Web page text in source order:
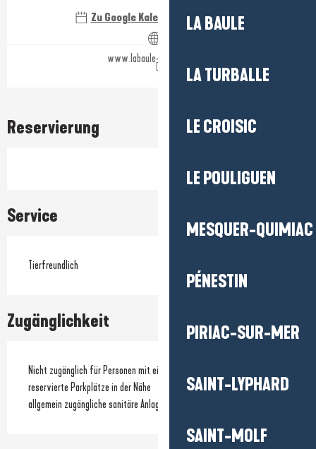
LA BAULE
LA TURBALLE
LE CROISIC
LE POULIGUEN
MESQUER-QUIMIAC
PÉNESTIN
PIRIAC-SUR-MER
SAINT-LYPHARD
SAINT-MOLF
Zu Google Kalender hinzufügen
www.labaule-guerande.com
Reservierung
Service
Tierfreundlich
Zugänglichkeit
Nicht zugänglich für Personen mit eingeschränkter Mobilität
reservierte Parkplätze in der Nähe
allgemein zugängliche sanitäre Anlagen